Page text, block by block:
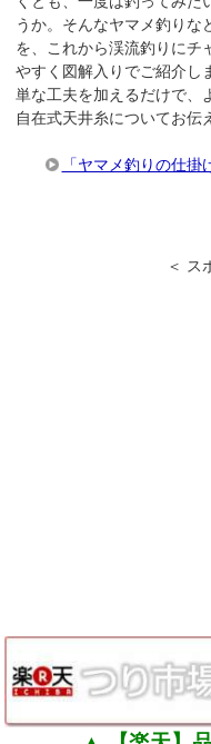
うか。そんなヤマメ釣りな
を、これから渓流釣りにチ
やすく図解入りでご紹介し
単な工夫を加えるだけで、
自在式天井糸についてお伝
「ヤマメ釣りの仕
＜ ス